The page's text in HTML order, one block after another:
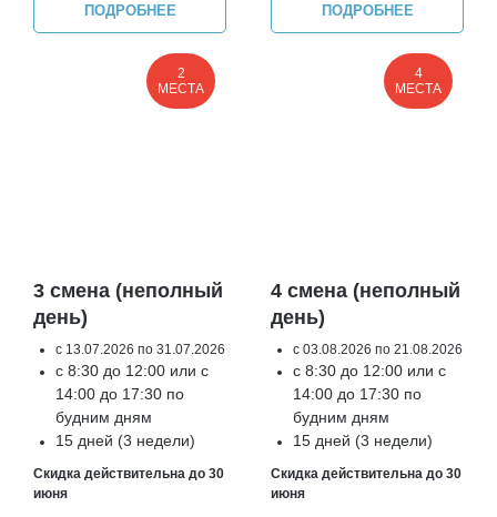
ПОДРОБНЕЕ ПОДРОБНЕЕ
2
МЕСТА
3 смена (неполный
день)
с 13.07.2026 по 31.07.2026
с 8:30 до 12:00 или с
14:00 до 17:30 по
будним дням
15 дней (3 недели)
Скидка действительна до 30
июня
4
МЕСТА
4 смена (неполный
день)
с 03.08.2026 по 21.08.2026
с 8:30 до 12:00 или с
14:00 до 17:30 по
будним дням
15 дней (3 недели)
Скидка действительна до 30
июня